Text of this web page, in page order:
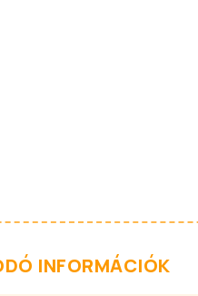
INFORMÁCIÓK